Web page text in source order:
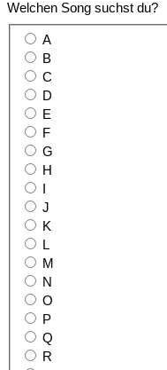
Welchen Song suchst du?
A
B
C
D
E
F
G
H
J
K
L
M
N
O
P
Q
R